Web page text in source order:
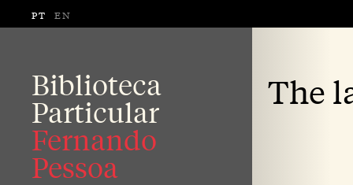
PT EN
Biblioteca
Particular
Fernando
Pessoa
The